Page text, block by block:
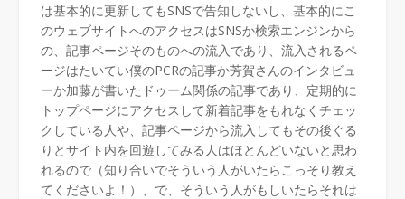
は基本的に更新してもSNSで告知しないし、基本的にこ
のウェブサイトへのアクセスはSNSか検索エンジンから
の、記事ページそのものへの流入であり、流入されるペ
ージはたいてい僕のPCRの記事か芳賀さんのインタビュ
ーか加藤が書いたドゥーム関係の記事であり、定期的に
トップページにアクセスして新着記事をもれなくチェッ
クしている人や、記事ページから流入してもその後ぐる
りとサイト内を回遊してみる人はほとんどいないと思わ
れるので（知り合いでそういう人がいたらこっそり教え
てくださいよ！）、で、そういう人がもしいたらそれは